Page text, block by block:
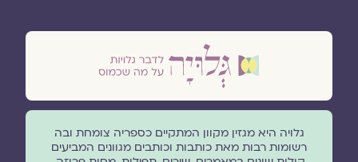
גלויה היא מגזין מקוון המתקיים כספריה צומחת ובה
רשומות רבות מאת כותבות וכותבים מגוונים המביעים